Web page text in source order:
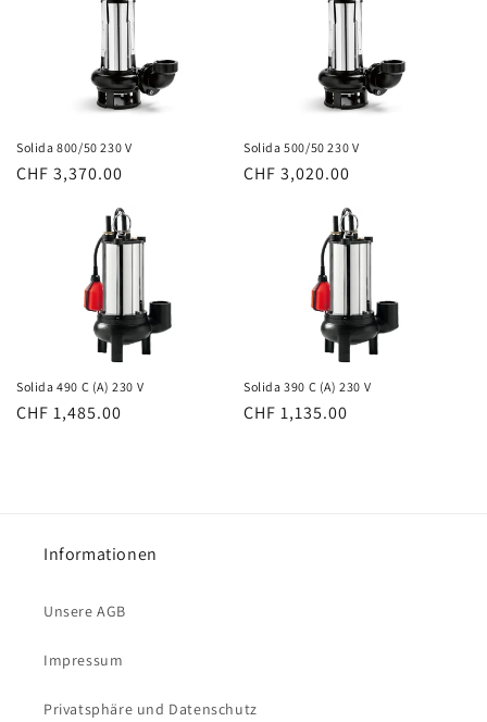
Solida 800/50 230 V
Normaler
CHF 3,370.00
Solida 500/50 230 V
Normaler
CHF 3,020.00
Solida 490 C (A) 230 V
Normaler
CHF 1,485.00
Solida 390 C (A) 230 V
Normaler
CHF 1,135.00
Informationen
Unsere AGB
Impressum
Privatsphäre und Datenschutz